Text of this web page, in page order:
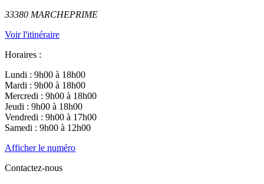
33380 MARCHEPRIME
Voir l'itinéraire
Horaires :
Lundi : 9h00 à 18h00
Mardi : 9h00 à 18h00
Mercredi : 9h00 à 18h00
Jeudi : 9h00 à 18h00
Vendredi : 9h00 à 17h00
Samedi : 9h00 à 12h00
Afficher le numéro
Contactez-nous